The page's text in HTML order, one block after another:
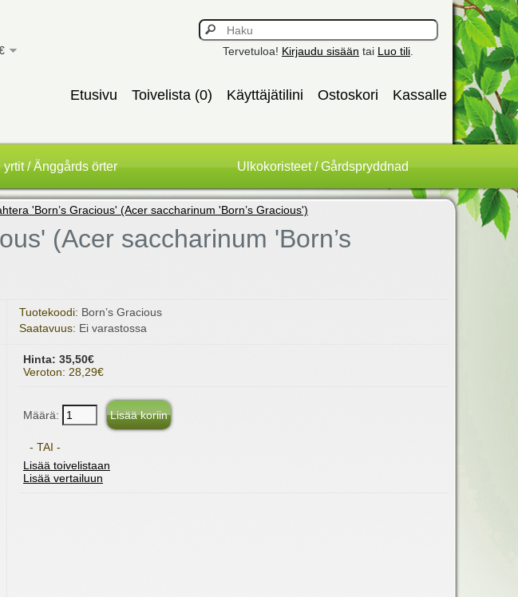
Tervetuloa! Kirjaudu sisään tai Luo tili
Etusivu Toivelista (0) Käyttäjätilini Ostoskori Kassalle
yrtit / Änggårds örter Ulkokoristeet / Gårdspryddnad
'Born’s Gracious' (Acer saccharinum 'Born’s Gracious')
(Acer saccharinum 'Born’s
Tuotekoodi: Born’s Gracious
Saatavuus: Ei varastossa
Hinta: 35,50€
Veroton: 28,29€
Määrä:
- TAI -
Lisää toivelistaan
Lisää vertailuun